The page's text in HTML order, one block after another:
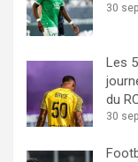
30
Les
du
30